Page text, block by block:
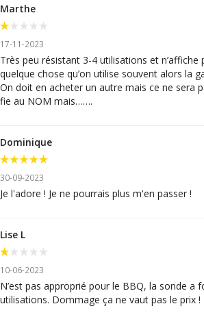
Marthe
17-11-2023
Très peu résistant 3-4 utilisations et n’affiche
quelque chose qu’on utilise souvent alors la
On doit en acheter un autre mais ce ne sera
fie au NOM mais…….
Dominique
30-09-2023
Je l'adore ! Je ne pourrais plus m'en passer !
Lise L
10-06-2023
N’est pas approprié pour le BBQ, la sonde a
utilisations. Dommage ça ne vaut pas le prix !